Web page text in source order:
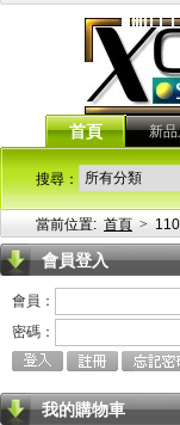
首頁 新
搜尋：
當前位置: 首頁 >
會員登入
會員：
密碼：
我的購物車